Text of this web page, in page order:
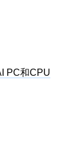
PC和CPU